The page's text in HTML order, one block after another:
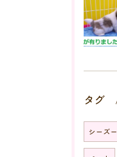
タグ
シーズー